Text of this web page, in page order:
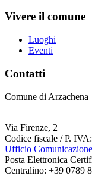
Vivere il comune
Luoghi
Eventi
Contatti
Comune di Arzachena
Via Firenze, 2
Codice fiscale / P.
Ufficio
Posta Elettronica
Centralino: +39 0789